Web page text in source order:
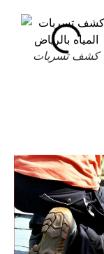
كشف تسربات